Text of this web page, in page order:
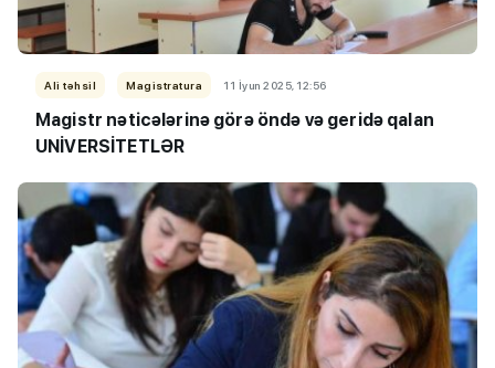
Ali təhsil Magistratura 11 İyun 2025, 12:56
Magistr nəticələrinə görə öndə və geridə qalan
UNİVERSİTETLƏR